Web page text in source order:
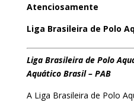
Atenciosamente
Liga Brasileira de Polo
Liga Brasileira de Polo
Aquático Brasil – PAB
A Liga Brasileira de Polo